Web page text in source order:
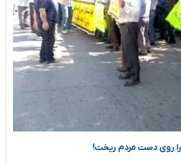
روی دست مردم ریخت!